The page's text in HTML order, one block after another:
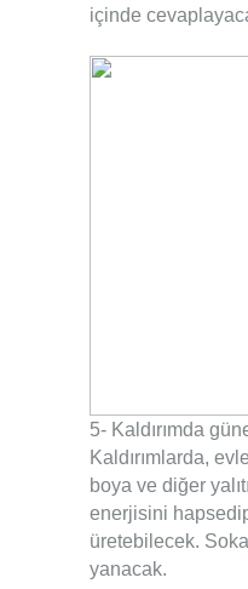
içinde
5- Kaldırımda
Kaldırımlarda,
boya ve diğer
enerjisini
üretebilecek.
yanacak.